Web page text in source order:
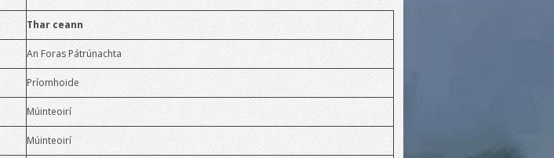
Club Obair Bhaile
Thar ceann
An Foras Pátrúnachta
Príomhoide
Múinteoirí
Múinteoirí